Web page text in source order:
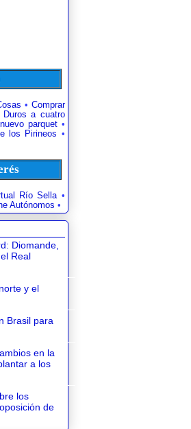
• Comprar
Duros a cuatro
parquet•
los Pirineos •
Río Sella•
Autónomos •
Diomande,
Real
y el
Brasil para
en la
a los
los
de